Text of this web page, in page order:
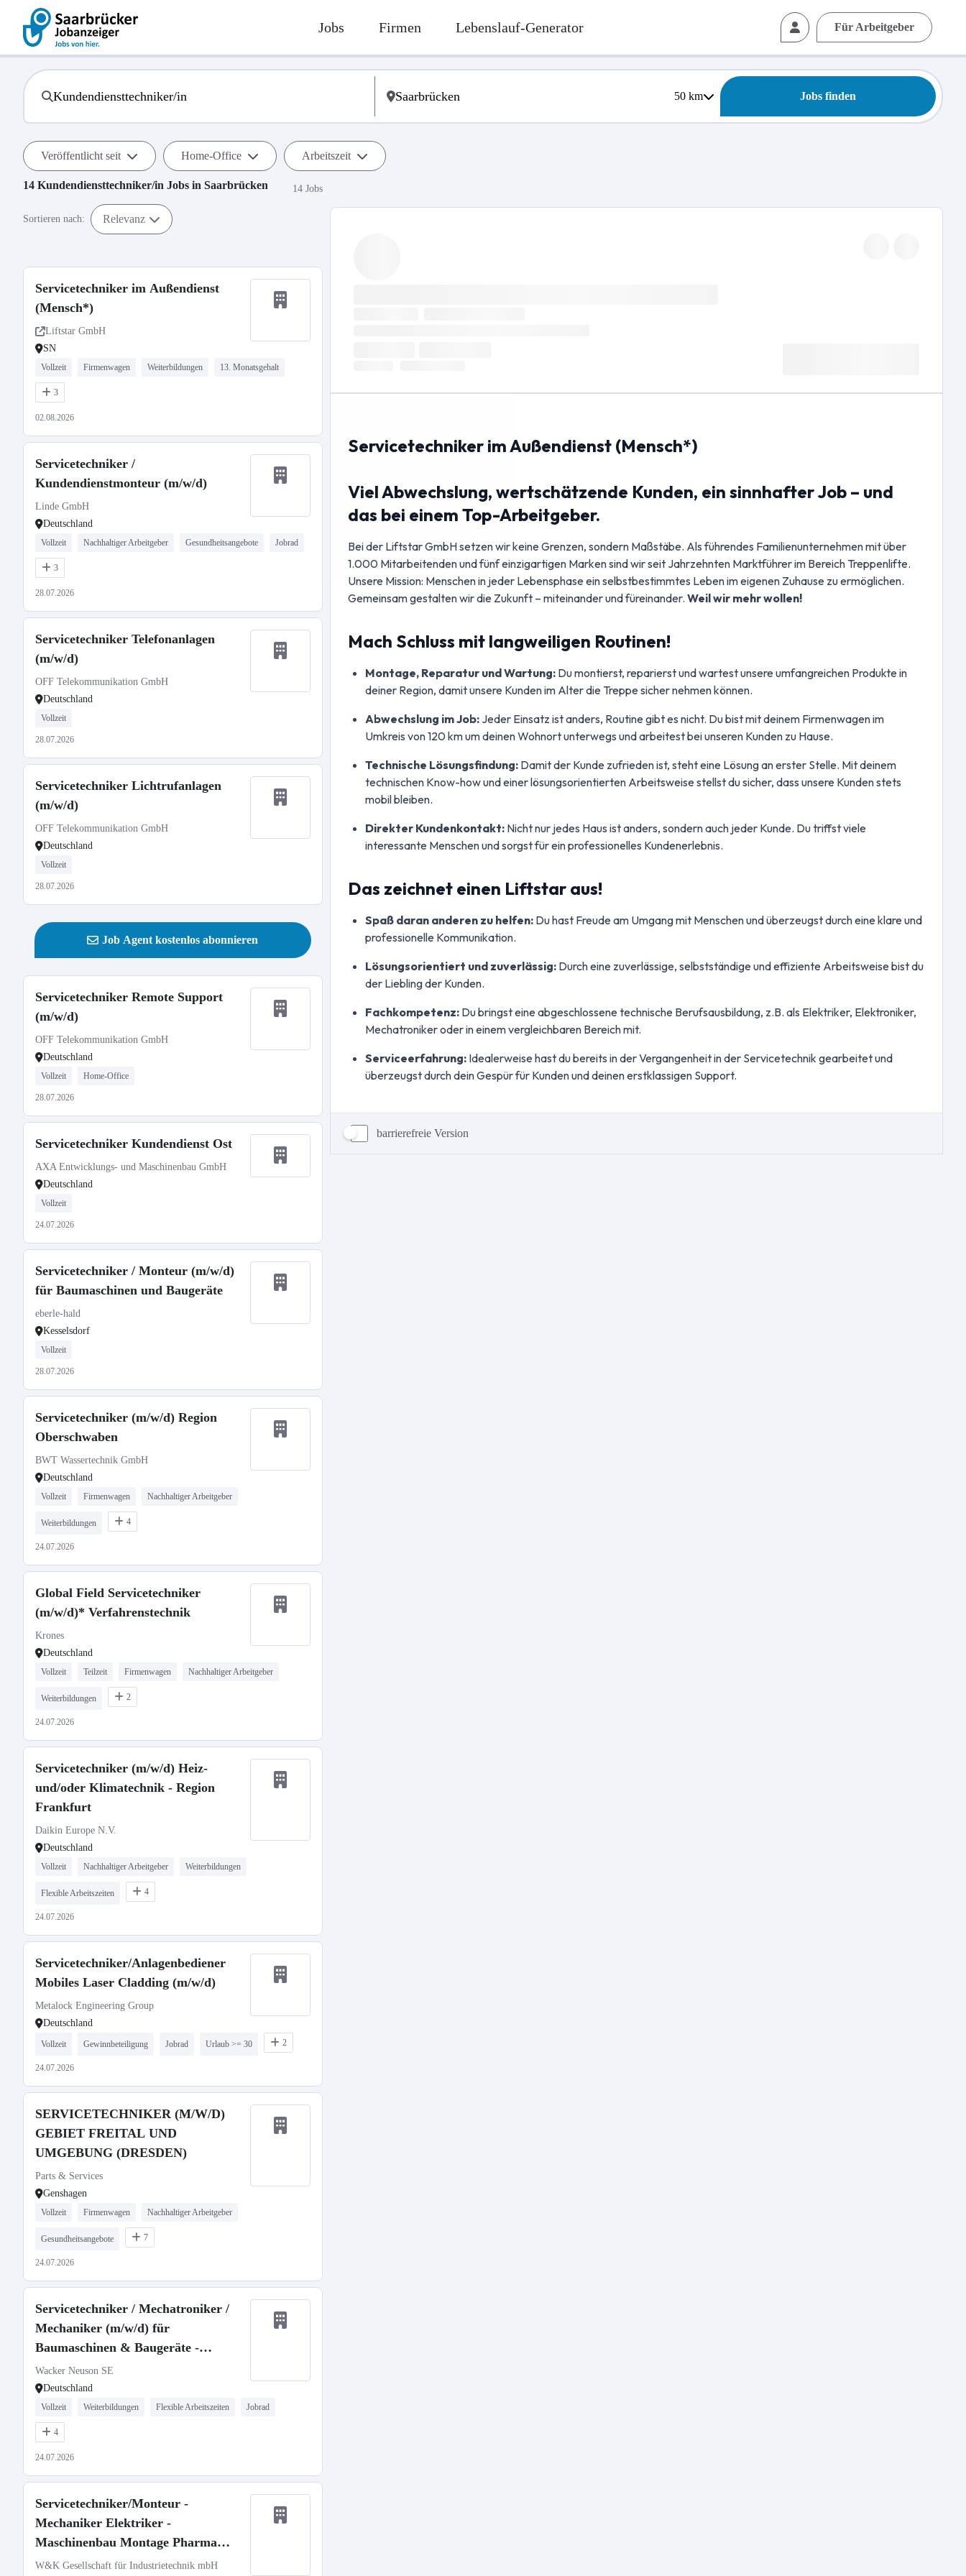
Jobs Firmen Lebenslauf-Generator Für Arbeitgeber
50km Jobs finden
Veröffentlicht seit Home-Office Arbeitszeit
14 Kundendiensttechniker/in Jobs in Saarbrücken 14 Jobs
Sortieren nach: Relevanz
Servicetechniker im Außendienst
(Mensch*)
Liftstar GmbH
SN
Vollzeit Firmenwagen Weiterbildungen 13. Monatsgehalt
3
02.08.2026
Servicetechniker /
Kundendienstmonteur (m/w/d)
Linde GmbH
Deutschland
Vollzeit Nachhaltiger Arbeitgeber Gesundheitsangebote Jobrad
3
28.07.2026
Servicetechniker Telefonanlagen
(m/w/d)
OFF Telekommunikation GmbH
Deutschland
Vollzeit
28.07.2026
Servicetechniker Lichtrufanlagen
(m/w/d)
OFF Telekommunikation GmbH
Deutschland
Vollzeit
28.07.2026
Job Agent kostenlos abonnieren
Servicetechniker Remote Support
(m/w/d)
OFF Telekommunikation GmbH
Deutschland
Vollzeit Home-Office
28.07.2026
Servicetechniker Kundendienst Ost
AXA Entwicklungs- und Maschinenbau GmbH
Deutschland
Vollzeit
24.07.2026
Servicetechniker / Monteur (m/w/d)
für Baumaschinen und Baugeräte
eberle-hald
Kesselsdorf
Vollzeit
28.07.2026
Servicetechniker (m/w/d) Region
Oberschwaben
BWT Wassertechnik GmbH
Deutschland
Vollzeit Firmenwagen Nachhaltiger Arbeitgeber
Weiterbildungen 4
24.07.2026
Global Field Servicetechniker
(m/w/d)* Verfahrenstechnik
Krones
Deutschland
Vollzeit Teilzeit Firmenwagen Nachhaltiger Arbeitgeber
Weiterbildungen 2
24.07.2026
Servicetechniker (m/w/d) Heiz-
und/oder Klimatechnik - Region
Frankfurt
Daikin Europe N.V.
Deutschland
Vollzeit Nachhaltiger Arbeitgeber Weiterbildungen
Flexible Arbeitszeiten 4
24.07.2026
Servicetechniker/Anlagenbediener
Mobiles Laser Cladding (m/w/d)
Metalock Engineering Group
Deutschland
Vollzeit Gewinnbeteiligung Jobrad Urlaub >= 30 2
24.07.2026
SERVICETECHNIKER (M/W/D)
GEBIET FREITAL UND
UMGEBUNG (DRESDEN)
Parts & Services
Genshagen
Vollzeit Firmenwagen Nachhaltiger Arbeitgeber
Gesundheitsangebote 7
24.07.2026
Servicetechniker / Mechatroniker /
Mechaniker (m/w/d) für
Baumaschinen & Baugeräte -
stationär oder mobil
Wacker Neuson SE
Deutschland
Vollzeit Weiterbildungen Flexible Arbeitszeiten Jobrad
4
24.07.2026
Servicetechniker/Monteur -
Mechaniker Elektriker -
Maschinenbau Montage Pharma
Medizintechnik (m/w/d)
W&K Gesellschaft für Industrietechnik mbH
barrierefreie Version